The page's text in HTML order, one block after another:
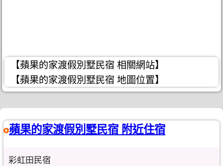
【蘋果的家渡假別墅民宿 相關網站】
【蘋果的家渡假別墅民宿 地圖位置】
蘋果的家渡假別墅民宿 附近住宿
彩虹田民宿